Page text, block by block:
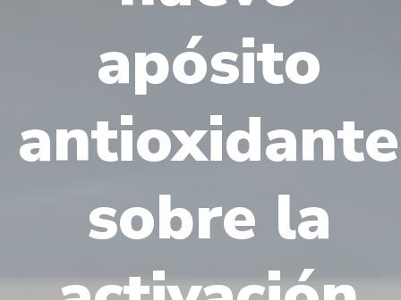
apósito
antioxidante
sobre la
¿Quieres pedir cita?
Llámanos y te la agendamossin lista de espera
atenderá nuestro equipo especializado.
📞 Llamar al 981 10 17 81
nosotras.
Tu nombre
Tu teléfono